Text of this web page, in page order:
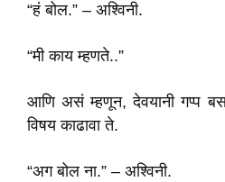
“हं बोल.” – अश्विनी.
“मी काय म्हणते..”
आणि असं म्हणून, देवयानी गप्प
विषय काढावा ते.
“अग बोल ना.” – अश्विनी.